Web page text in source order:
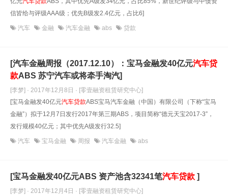
信皆给与评级AAA级；优先B级发2.4亿元，占比6]
汽车 金融 汽车金融 abs 贷款
[汽车金融周报（2017.12.10）：宝马金融发40亿元汽车贷
款ABS 苏宁汽车或将牵手淘汽]
[李梦] · 2017年12月8日 · [零壹融资租赁研究中心]
[宝马金融发40亿元汽车贷款ABS宝马汽车金融（中国）有限公司（下称“宝马
金融”）拟于12月7日发行2017年第三期ABS，项目简称“德元天宝2017-3”，
发行规模40亿元；其中优先A级发行32.5]
汽车 宝马金融 周报 汽车金融 abs
[宝马金融发40亿元ABS 资产池含32341笔汽车贷款 ]
[李梦] · 2017年12月4日 · [零壹融资租赁研究中心]